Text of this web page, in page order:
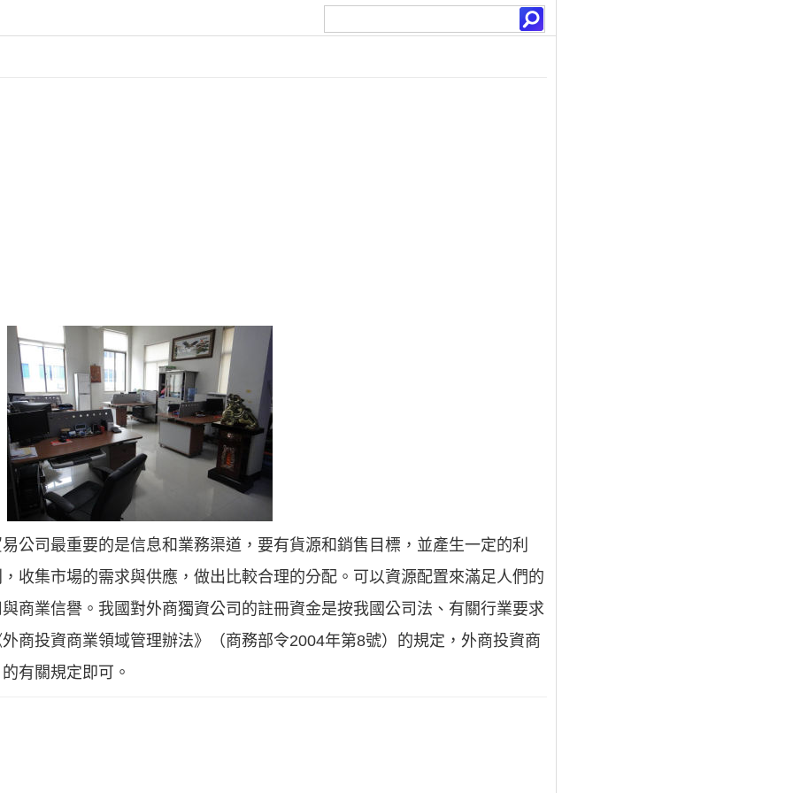
公司最重要的是信息和業務渠道，要有貨源和銷售目標，並產生一定的利
收集市場的需求與供應，做出比較合理的分配。可以資源配置來滿足人們的
商業信譽。我國對外商獨資公司的註冊資金是按我國公司法、有關行業要求
商投資商業領域管理辦法》（商務部令2004年第8號）的規定，外商投資商
有關規定即可。